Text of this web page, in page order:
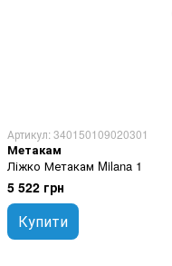
Артикул: 340150109020301
Метакам
Ліжко Метакам Milana 1
5 522 грн
Купити